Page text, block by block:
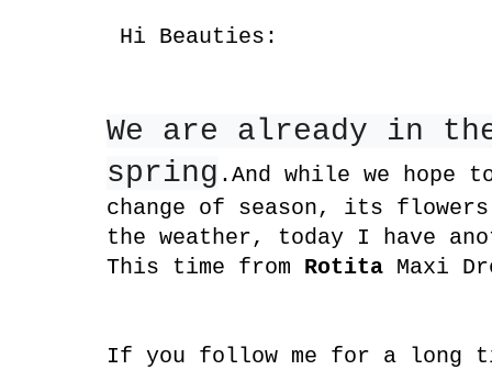
Hi Beauties:
We are already in
spring .And while we hope
change of season, its flowers
the weather, today I have
This time from Rotita Maxi
If you follow me for a long